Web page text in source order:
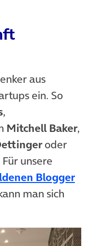
aus
ein. So
,
Mitchell Baker,
oder
unsere
Blogger(öffnet
in neuem Tab)
man sich